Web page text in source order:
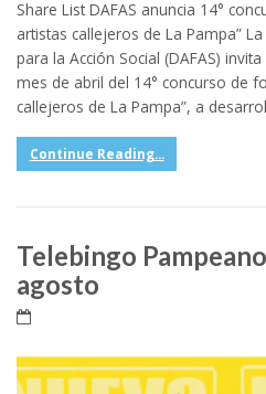
Share List DAFAS anuncia 14°
artistas callejeros de La Pampa”
para la Acción Social (DAFAS)
mes de abril del 14° concurso de
callejeros de La Pampa”, a
Continue Reading...
Telebingo
agosto